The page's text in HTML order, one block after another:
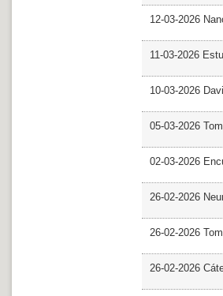
12-03-2026
11-03-2026
10-03-2026
05-03-2026
02-03-2026
26-02-2026
26-02-2026
26-02-2026